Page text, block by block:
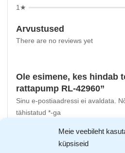
Meie veebileht
küpsiseid
1★
Arvustused
There are no reviews yet
Ole esimene, kes hindab
rattapump RL-42960”
Sinu e-postiaadressi ei avaldata.
tähistatud *-ga
Sinu arvustus*